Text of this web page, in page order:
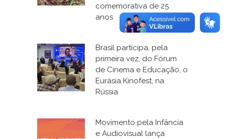
comemorativa de 25
anos
Brasil participa, pela
primeira vez, do Fórum
de Cinema e Educação, o
Eurásia Kinofest, na
Rússia
Movimento pela Infância
e Audiovisual lança